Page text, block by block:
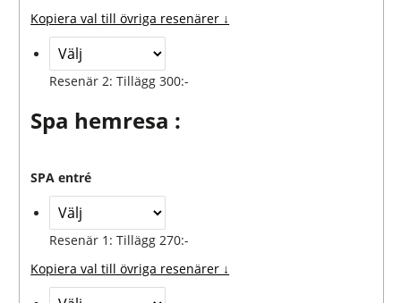
Kopiera val till övriga resenärer ↓
Resenär 2: Tillägg 300:-
Spa hemresa :
SPA entré
Resenär 1: Tillägg 270:-
Kopiera val till övriga resenärer ↓